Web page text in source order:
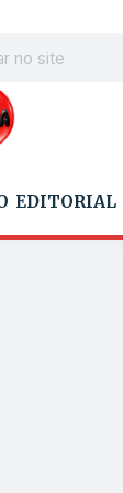
EDITORIAL